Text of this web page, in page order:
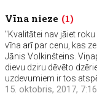
Vīna nieze (1)
"Kvalitātei nav jāiet
vīna arī par cenu, kas
Jānis Volkinšteins.
dievu dziru dēvēto
uzdevumiem ir tos
15. oktobris, 2017, 7:16